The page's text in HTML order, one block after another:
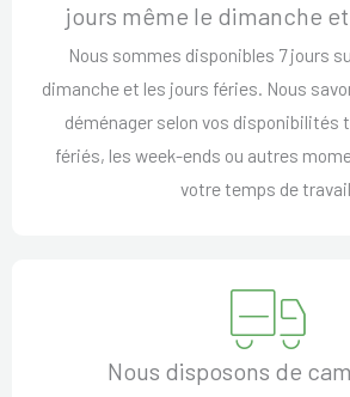
jours même le dimanche
Nous sommes disponibles 7 jours
dimanche et les jours féries. Nous
déménager selon vos disponibilités
fériés, les week-ends ou autres
votre temps de
Nous disposons de